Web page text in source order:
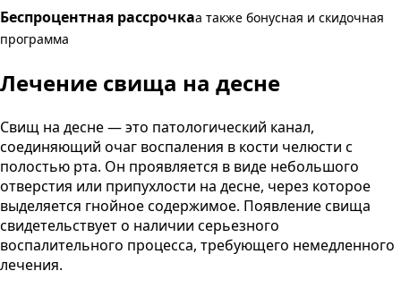
Беспроцентная рассрочкаа также бонусная и скидочная
программа
Лечение свища на десне
Свищ на десне — это патологический канал,
соединяющий очаг воспаления в кости челюсти с
полостью рта. Он проявляется в виде небольшого
отверстия или припухлости на десне, через которое
выделяется гнойное содержимое. Появление свища
свидетельствует о наличии серьезного
воспалительного процесса, требующего немедленного
лечения.